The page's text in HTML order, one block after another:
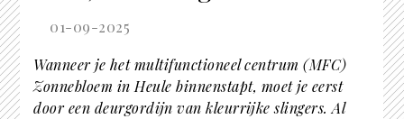
01-09-2025
Wanneer je het multifunctioneel centrum (MFC)
Zonnebloem in Heule binnenstapt, moet je eerst
door een deurgordijn van kleurrijke slingers. Al